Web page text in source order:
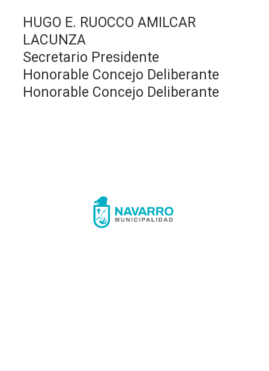
HUGO E. RUOCCO AMILCAR
LACUNZA
Secretario Presidente
Honorable Concejo Deliberante
Honorable Concejo Deliberante